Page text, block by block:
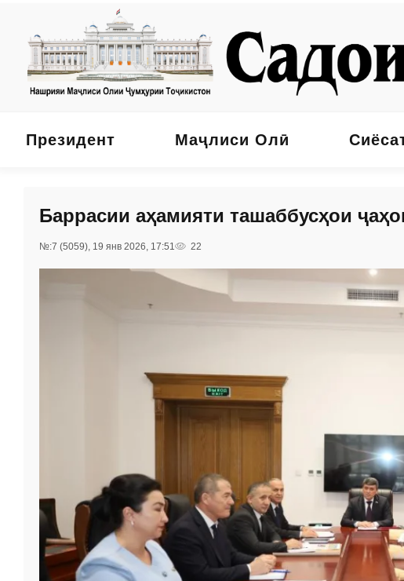
Президент Маҷлиси Олӣ
Баррасии аҳамияти ташаббусҳои
№:7 (5059), 19 янв 2026, 17:51 22